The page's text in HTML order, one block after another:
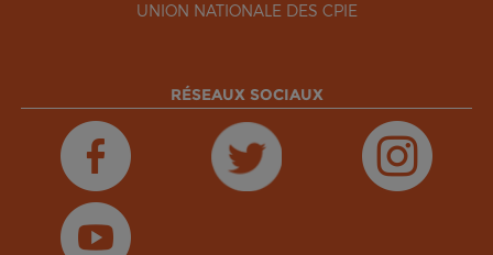
UNION NATIONALE DES CPIE
RÉSEAUX SOCIAUX